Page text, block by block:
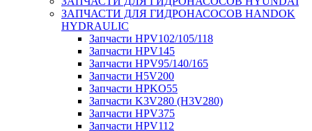
ЗАПЧАСТИ ДЛЯ ГИДРОНАСОСОВ HANDOK
HYDRAULIC
Запчасти HPV102/105/118
Запчасти HPV145
Запчасти HPV95/140/165
Запчасти H5V200
Запчасти HPKO55
Запчасти K3V280 (H3V280)
Запчасти HPV375
Запчасти HPV112